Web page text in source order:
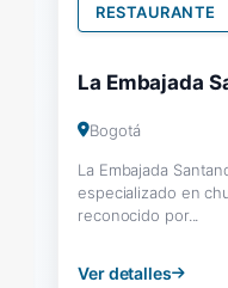
RESTAURANTE
La Embajada
Bogotá
La Embajada
especializado en
reconocido por...
Ver detalles